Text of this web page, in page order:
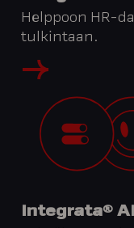
Helppoon HR-
tulkintaan.
Integrata® AI